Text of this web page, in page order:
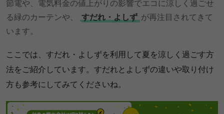
節電や、電気料金の値上がりの影響でエコに涼しく過ごせ
る緑のカーテンや、
すだれ・よしず が再注目されてきて
います。
ここでは、すだれ・よしずを利用して夏を涼しく過ごす方
法をご紹介しています。すだれとよしずの違いや取り付け
方も参考にしてみてくださいね。